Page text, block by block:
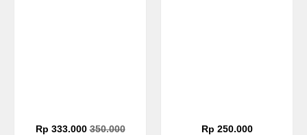
Rp 333.000350.000
Rp 250.000